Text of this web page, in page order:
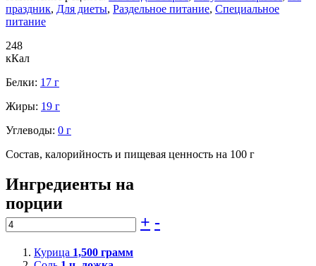
праздник, Для диеты, Раздельное питание, Специальное
питание
248
кКал
Белки: 17 г
Жиры: 19 г
Углеводы: 0 г
Состав, калорийность и пищевая ценность на 100 г
Ингредиенты на
порции
+ -
Курица 1,500 грамм